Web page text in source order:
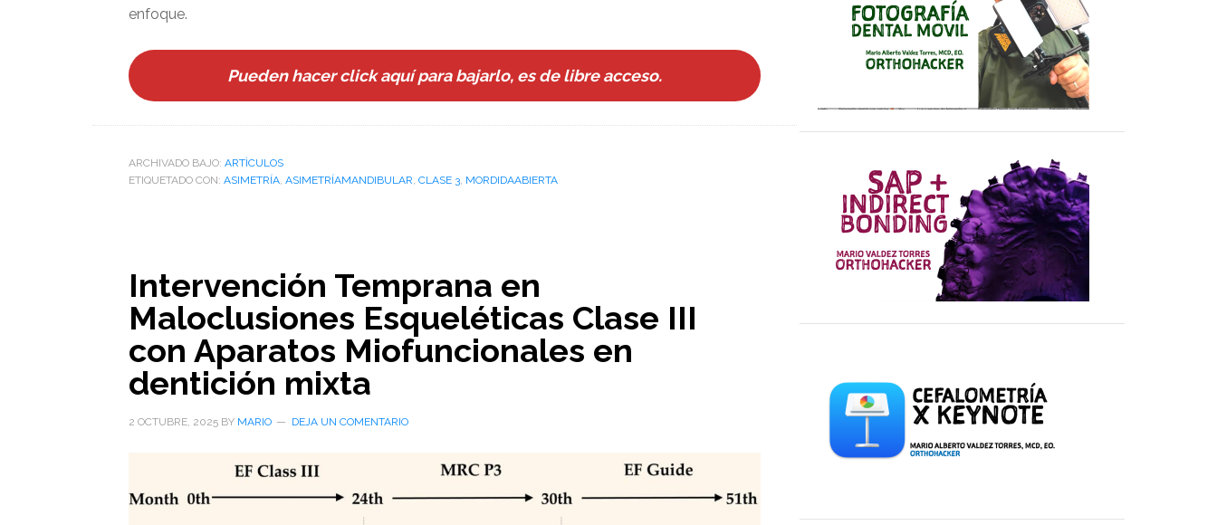
enfoque.
Pueden hacer click aquí para bajarlo, es de libre acceso.
ARCHIVADO BAJO: ARTÌCULOS
ETIQUETADO CON: ASIMETRÍA, ASIMETRÍAMANDIBULAR, CLASE 3, MORDIDAABIERTA
Intervención Temprana en
Maloclusiones Esqueléticas Clase III
con Aparatos Miofuncionales en
dentición mixta
2 OCTUBRE, 2025 BY MARIO DEJA UN COMENTARIO